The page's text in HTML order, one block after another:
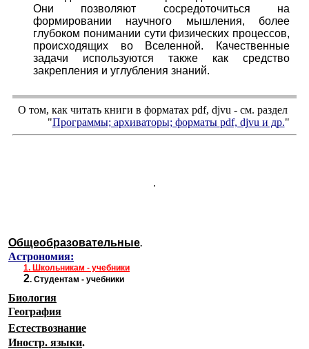
Они позволяют сосредоточиться на
формировании научного мышления, более
глубоком понимании сути физических процессов,
происходящих во Вселенной. Качественные
задачи используются также как средство
закрепления и углубления знаний.
О том, как читать книги в форматах pdf, djvu - см. раздел
"Программы; архиваторы; форматы pdf, djvu и др."
.
Общеобразовательные.
Астрономия:
1. Школьникам - учебники
2. Студентам - учебники
Биология
География
Естествознание
Иностр. языки.